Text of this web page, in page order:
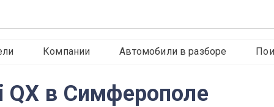
Компании Автомобили в разборе
QX в Симферополе